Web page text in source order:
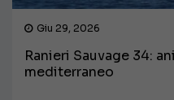
Giu 29, 2026
Ranieri Sauvage 34:
mediterraneo